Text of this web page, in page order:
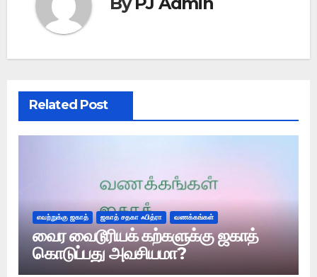
Related Post
எவற்றுக்கு ஜகாத் ஜகாத் சதகா ஃபித்ரா வணக்கங்கள்
வைர வைடூரியக் கற்களுக்கு ஜகாத்
கொடுப்பது அவசியமா?